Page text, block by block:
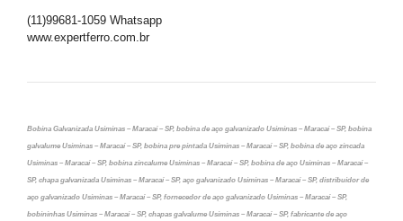
(11)99681-1059 Whatsapp
www.expertferro.com.br
Bobina Galvanizada Usiminas – Maracaí – SP, bobina de aço galvanizado Usiminas – Maracaí – SP, bobina
galvalume Usiminas – Maracaí – SP, bobina pre pintada Usiminas – Maracaí – SP, bobina de aço zincada
Usiminas – Maracaí – SP, bobina zincalume Usiminas – Maracaí – SP, bobina de aço Usiminas – Maracaí –
SP, chapa galvanizada Usiminas – Maracaí – SP, aço galvanizado Usiminas – Maracaí – SP, distribuidor de
aço galvanizado Usiminas – Maracaí – SP, fornecedor de aço galvanizado Usiminas – Maracaí – SP,
bobininhas Usiminas – Maracaí – SP, chapas galvalume Usiminas – Maracaí – SP, fabricante de aço